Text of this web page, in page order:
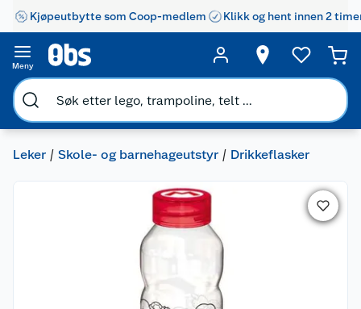
Kjøpeutbytte som Coop-medlem Klikk og hent innen 2
Meny
Leker Skole- og barnehageutstyr Drikkeflasker